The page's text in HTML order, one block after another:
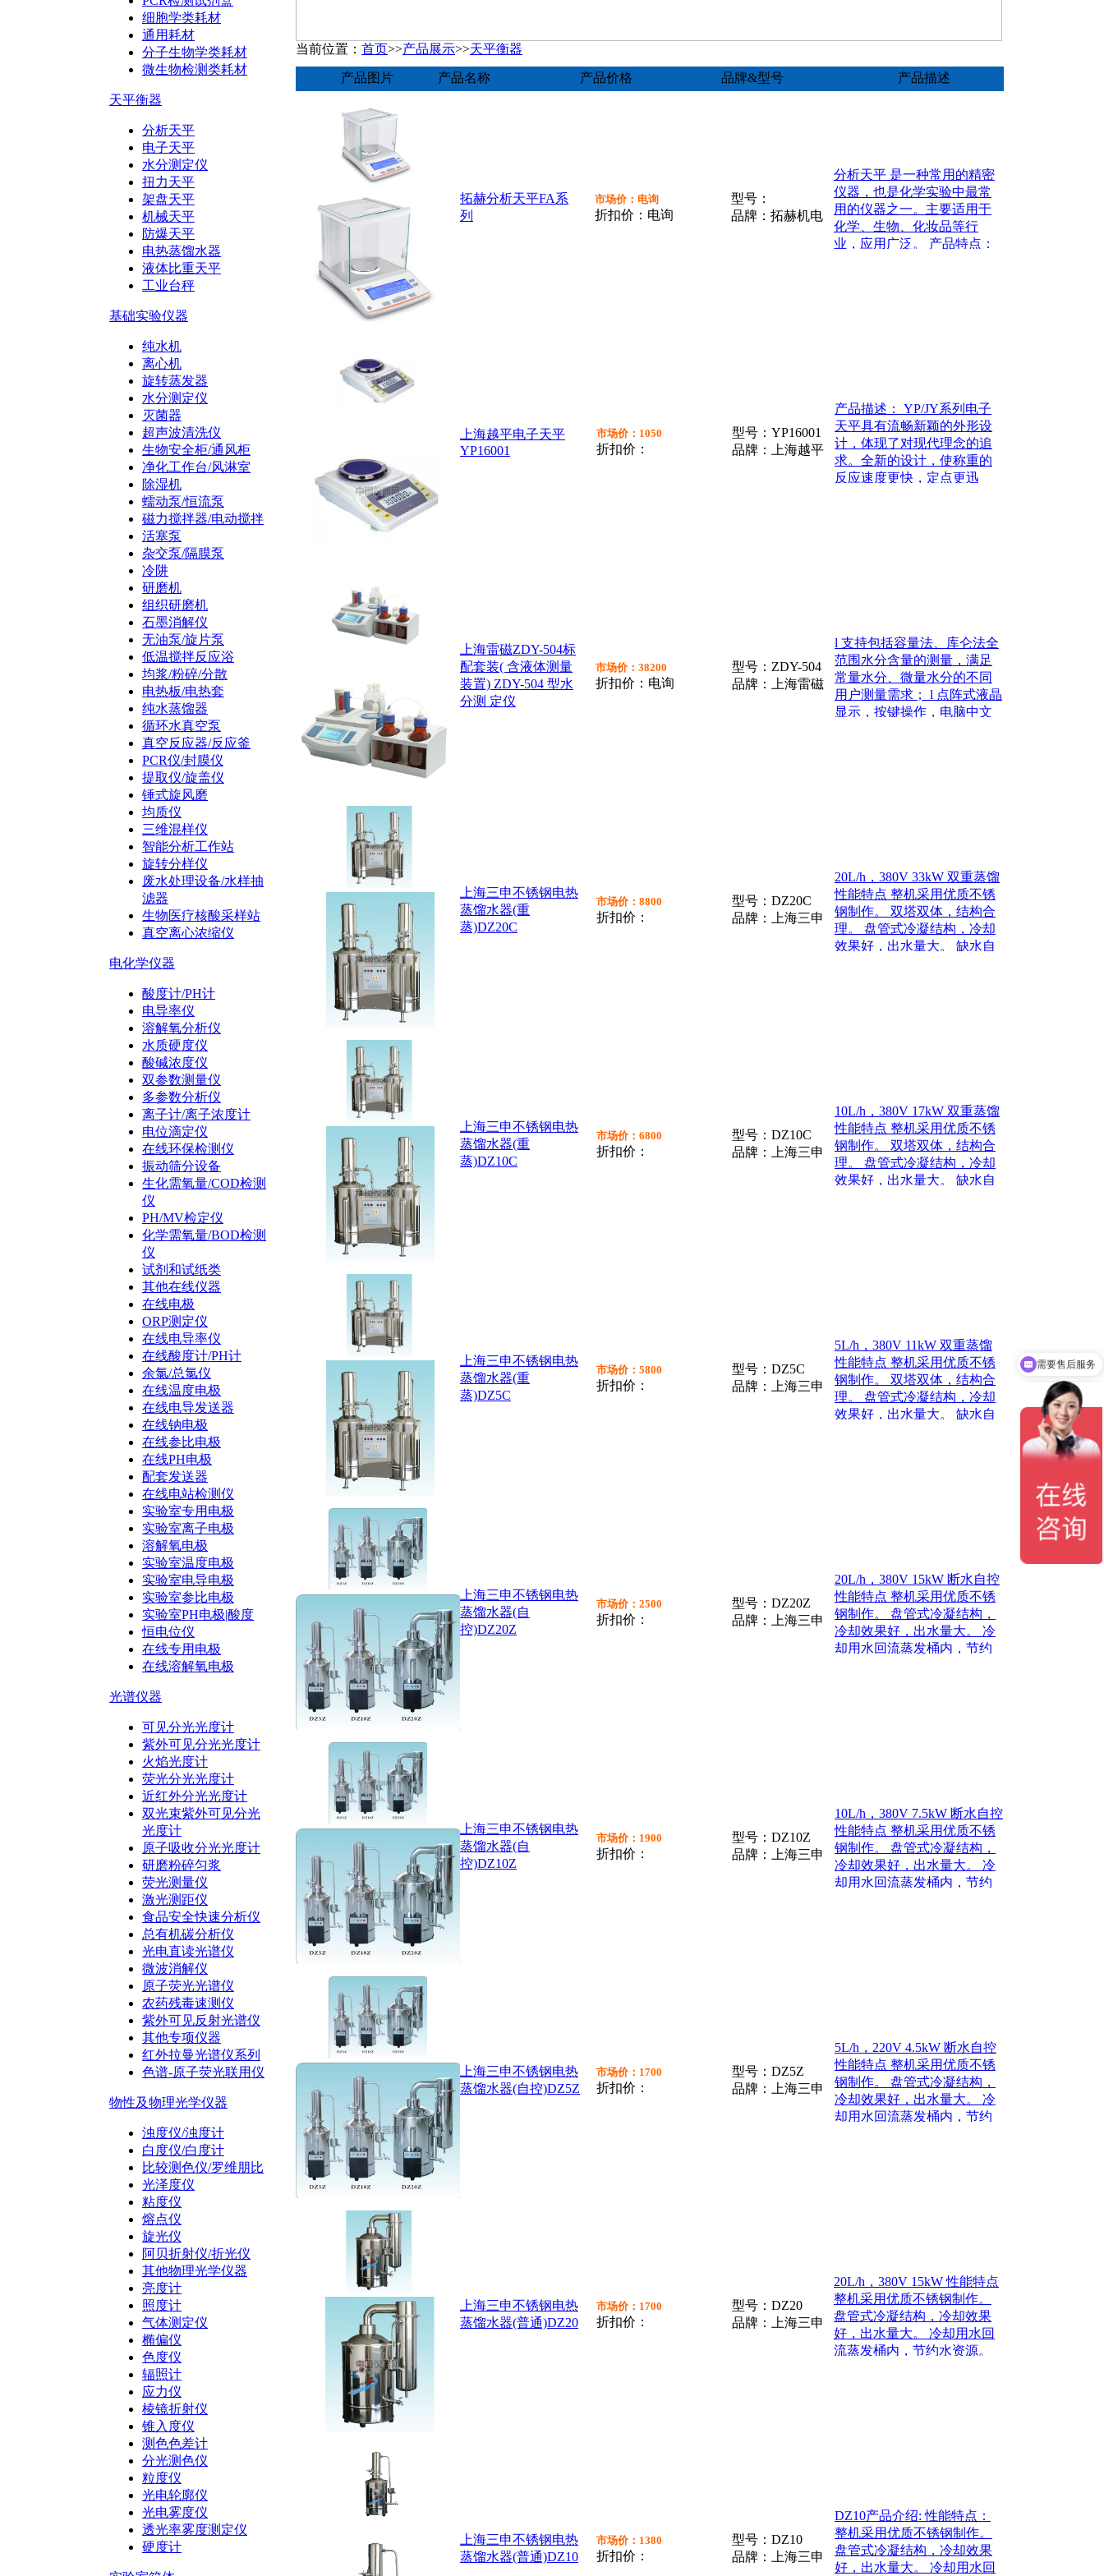
细胞学类耗材
通用耗材
分子生物学类耗材
微生物检测类耗材
天平衡器
分析天平
电子天平
水分测定仪
扭力天平
架盘天平
机械天平
防爆天平
电热蒸馏水器
液体比重天平
工业台秤
基础实验仪器
纯水机
离心机
旋转蒸发器
水分测定仪
灭菌器
超声波清洗仪
生物安全柜/通风柜
净化工作台/风淋室
除湿机
蠕动泵/恒流泵
磁力搅拌器/电动搅拌
活塞泵
杂交泵/隔膜泵
冷阱
研磨机
组织研磨机
石墨消解仪
无油泵/旋片泵
低温搅拌反应浴
均浆/粉碎/分散
电热板/电热套
纯水蒸馏器
循环水真空泵
真空反应器/反应釜
PCR仪/封膜仪
提取仪/旋盖仪
锤式旋风磨
均质仪
三维混样仪
智能分析工作站
旋转分样仪
废水处理设备/水样抽
滤器
生物医疗核酸采样站
真空离心浓缩仪
电化学仪器
酸度计/PH计
电导率仪
溶解氧分析仪
水质硬度仪
酸碱浓度仪
双参数测量仪
多参数分析仪
离子计/离子浓度计
电位滴定仪
在线环保检测仪
振动筛分设备
生化需氧量/COD检测
仪
PH/MV检定仪
化学需氧量/BOD检测
仪
试剂和试纸类
其他在线仪器
在线电极
ORP测定仪
在线电导率仪
在线酸度计/PH计
余氯/总氯仪
在线温度电极
在线电导发送器
在线钠电极
在线参比电极
在线PH电极
配套发送器
在线电站检测仪
实验室专用电极
实验室离子电极
溶解氧电极
实验室温度电极
实验室电导电极
实验室参比电极
实验室PH电极|酸度
恒电位仪
在线专用电极
在线溶解氧电极
光谱仪器
可见分光光度计
紫外可见分光光度计
火焰光度计
荧光分光光度计
近红外分光光度计
双光束紫外可见分光
光度计
原子吸收分光光度计
研磨粉碎匀浆
荧光测量仪
激光测距仪
食品安全快速分析仪
总有机碳分析仪
光电直读光谱仪
微波消解仪
原子荧光光谱仪
农药残毒速测仪
紫外可见反射光谱仪
其他专项仪器
红外拉曼光谱仪系列
色谱-原子荧光联用仪
物性及物理光学仪器
浊度仪/浊度计
白度仪/白度计
比较测色仪/罗维朋比
光泽度仪
粘度仪
熔点仪
旋光仪
阿贝折射仪/折光仪
其他物理光学仪器
亮度计
照度计
气体测定仪
椭偏仪
色度仪
辐照计
应力仪
棱镜折射仪
锥入度仪
测色色差计
分光测色仪
粒度仪
光电轮廓仪
光电雾度仪
透光率雾度测定仪
硬度计
当前位置： 首页>>产品展示>>天平衡器
产品图片 产品名称 产品价格 品牌&型号 产品描述
拓赫分析天平FA系
列
市场价：电询
折扣价：电询
型号：
品牌：拓赫机电
分析天平 是一种常用的精密
仪器，也是化学实验中最常
用的仪器之一。主要适用于
化学、生物、化妆品等行
业，应用广泛。 产品特点：
上海越平电子天平
YP16001
市场价：1050
折扣价：
型号： YP16001
品牌：上海越平
产品描述： YP/JY系列电子
天平具有流畅新颖的外形设
计，体现了对现代理念的追
求。全新的设计，使称重的
反应速度更快，定点更迅
上海雷磁ZDY-504标
配套装( 含液体测量
装置) ZDY-504 型水
分测 定仪
市场价：38200
折扣价：电询
型号： ZDY-504
品牌：上海雷磁
l 支持包括容量法、库仑法全
范围水分含量的测量，满足
常量水分、微量水分的不同
用户测量需求； l 点阵式液晶
显示，按键操作，电脑中文
上海三申不锈钢电热
蒸馏水器(重
蒸)DZ20C
市场价：8800
折扣价：
型号： DZ20C
品牌：上海三申
20L/h，380V 33kW 双重蒸馏
性能特点 整机采用优质不锈
钢制作。 双塔双体，结构合
理。 盘管式冷凝结构，冷却
效果好，出水量大。 缺水自
上海三申不锈钢电热
蒸馏水器(重
蒸)DZ10C
市场价：6800
折扣价：
型号： DZ10C
品牌：上海三申
10L/h，380V 17kW 双重蒸馏
性能特点 整机采用优质不锈
钢制作。 双塔双体，结构合
理。 盘管式冷凝结构，冷却
效果好，出水量大。 缺水自
上海三申不锈钢电热
蒸馏水器(重
蒸)DZ5C
市场价：5800
折扣价：
型号： DZ5C
品牌：上海三申
5L/h，380V 11kW 双重蒸馏
性能特点 整机采用优质不锈
钢制作。 双塔双体，结构合
理。 盘管式冷凝结构，冷却
效果好，出水量大。 缺水自
上海三申不锈钢电热
蒸馏水器(自
控)DZ20Z
市场价：2500
折扣价：
型号： DZ20Z
品牌：上海三申
20L/h，380V 15kW 断水自控
性能特点 整机采用优质不锈
钢制作。 盘管式冷凝结构，
冷却效果好，出水量大。 冷
却用水回流蒸发桶内，节约
上海三申不锈钢电热
蒸馏水器(自
控)DZ10Z
市场价：1900
折扣价：
型号： DZ10Z
品牌：上海三申
10L/h，380V 7.5kW 断水自控
性能特点 整机采用优质不锈
钢制作。 盘管式冷凝结构，
冷却效果好，出水量大。 冷
却用水回流蒸发桶内，节约
上海三申不锈钢电热
蒸馏水器(自控)DZ5Z
市场价：1700
折扣价：
型号： DZ5Z
品牌：上海三申
5L/h，220V 4.5kW 断水自控
性能特点 整机采用优质不锈
钢制作。 盘管式冷凝结构，
冷却效果好，出水量大。 冷
却用水回流蒸发桶内，节约
上海三申不锈钢电热
蒸馏水器(普通)DZ20
市场价：1700
折扣价：
型号： DZ20
品牌：上海三申
20L/h，380V 15kW 性能特点
整机采用优质不锈钢制作。
盘管式冷凝结构，冷却效果
好，出水量大。 冷却用水回
流蒸发桶内，节约水资源。
上海三申不锈钢电热
蒸馏水器(普通)DZ10
市场价：1380
折扣价：
型号： DZ10
品牌：上海三申
DZ10产品介绍: 性能特点：
整机采用优质不锈钢制作。
盘管式冷凝结构，冷却效果
好，出水量大。 冷却用水回
需要售后服务